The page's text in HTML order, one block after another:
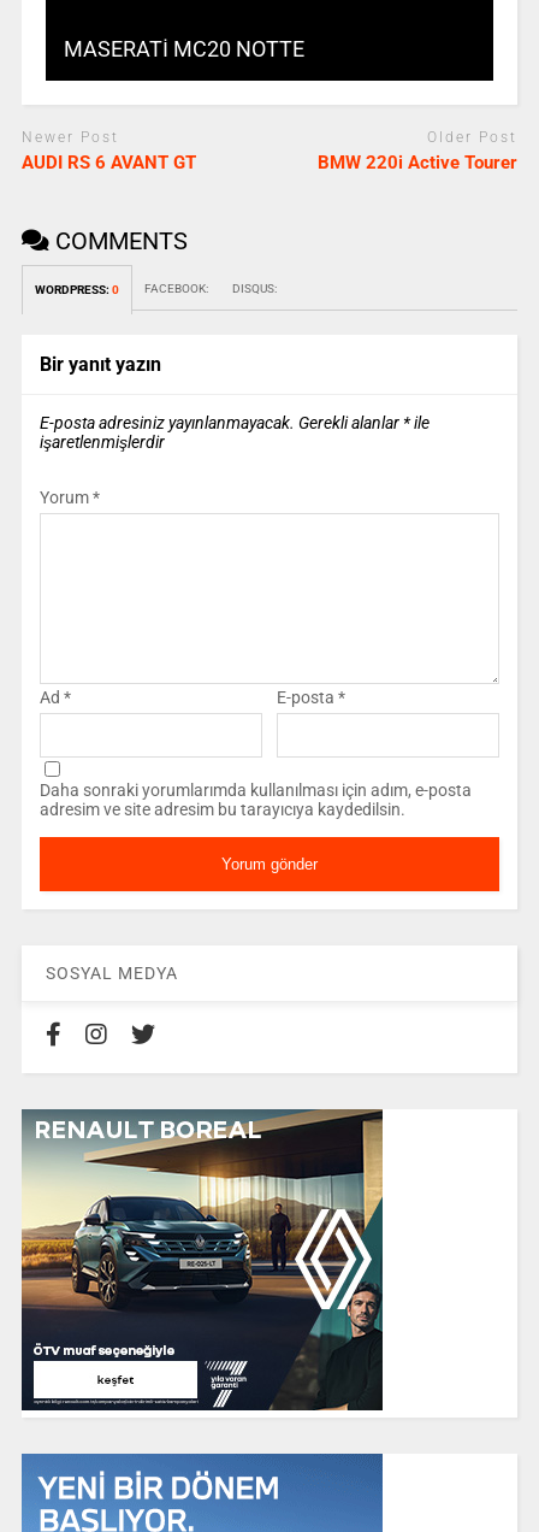
MASERATİ MC20 NOTTE
Newer Post
AUDI RS 6 AVANT GT
Older Post
BMW 220i Active Tourer
COMMENTS
WORDPRESS: 0 FACEBOOK: DISQUS:
Bir yanıt yazın
E-posta adresiniz yayınlanmayacak. Gerekli alanlar *ile
işaretlenmişlerdir
Yorum*
Ad * E-posta *
Daha sonraki yorumlarımda kullanılması için adım, e-posta
adresim ve site adresim bu tarayıcıya kaydedilsin.
SOSYAL MEDYA